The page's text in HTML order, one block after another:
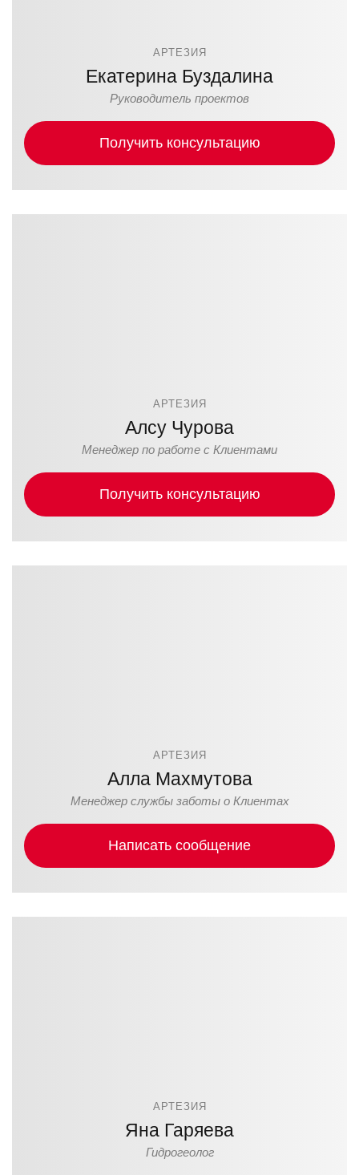
АРТЕЗИЯ
Екатерина Буздалина
Руководитель проектов
Получить консультацию
АРТЕЗИЯ
Алсу Чурова
Менеджер по работе с Клиентами
Получить консультацию
АРТЕЗИЯ
Алла Махмутова
Менеджер службы заботы о Клиентах
Написать сообщение
АРТЕЗИЯ
Яна Гаряева
Гидрогеолог